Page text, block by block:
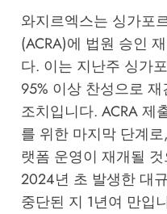
와지르엑스는 싱가포
(ACRA)에 법원 승인
다. 이는 지난주 싱가
95% 이상 찬성으로
조치입니다. ACRA 제
를 위한 마지막 단계
랫폼 운영이 재개될
2024년 초 발생한 대
중단된 지 1년여 만입